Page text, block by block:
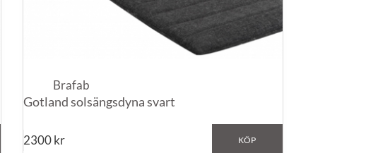
Brafab
Gotland solsängsdyna svart
2300kr KÖP